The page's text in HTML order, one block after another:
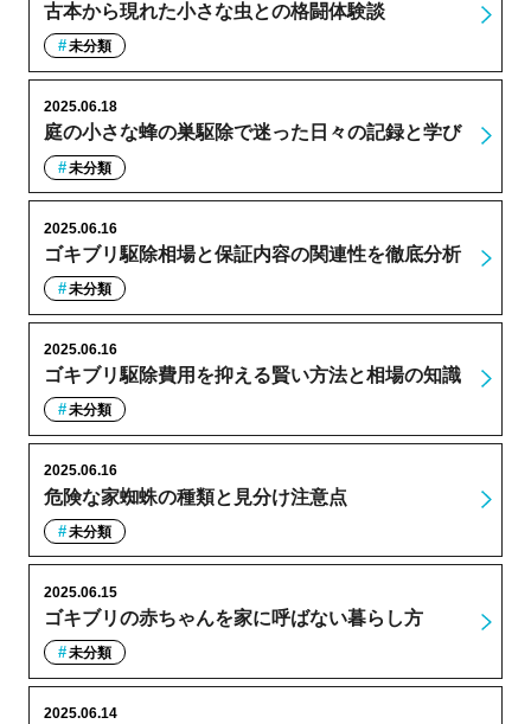
古本から現れた小さな虫との格闘体験談
未分類
庭の小さな蜂の巣駆除で迷った日々の記録と学び
2025.06.18
未分類
ゴキブリ駆除相場と保証内容の関連性を徹底分析
2025.06.16
未分類
ゴキブリ駆除費用を抑える賢い方法と相場の知識
2025.06.16
未分類
危険な家蜘蛛の種類と見分け注意点
2025.06.16
未分類
ゴキブリの赤ちゃんを家に呼ばない暮らし方
2025.06.15
未分類
2025.06.14